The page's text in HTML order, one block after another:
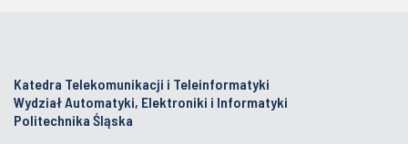
Katedra Telekomunikacji i Teleinformatyki
Wydział Automatyki, Elektroniki i Informatyki
Politechnika Śląska